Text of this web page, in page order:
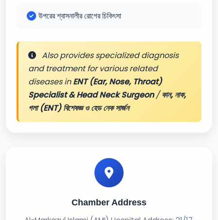
উপরের শ্বাসনালীর রোগের চিকিৎসা
Also provides specialized diagnosis
and treatment for various related
diseases inENT (Ear, Nose, Throat)
Specialist & Head Neck Surgeon/কান, নাক,
গলা (ENT) বিশেষজ্ঞ ও হেড নেক সার্জন
Chamber Address